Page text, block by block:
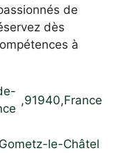
de
dès
à
,91940,France
le-Châtel